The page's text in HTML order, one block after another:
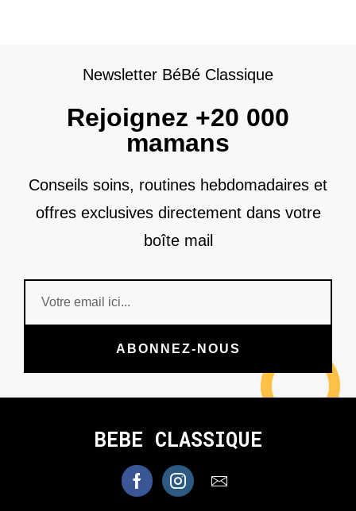
Newsletter BéBé Classique
Rejoignez +20 000
mamans
Conseils soins, routines hebdomadaires et
offres exclusives directement dans votre
boîte mail
ABONNEZ-NOUS
BEBE CLASSIQUE